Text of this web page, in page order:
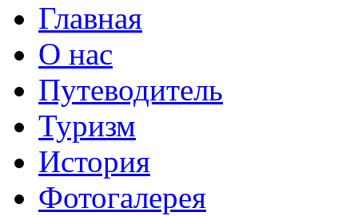
Главная
О нас
Путеводитель
Туризм
История
Фотогалерея